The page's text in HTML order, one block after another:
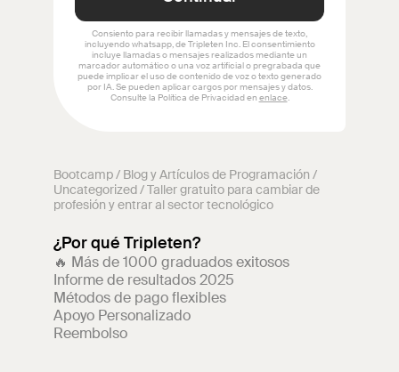
Bootcamp/ Blog y Artículos de Programación /
Uncategorized/Taller gratuito para cambiar de
profesión y entrar al sector tecnológico
¿Por qué Tripleten?
🔥 Más de 1000 graduados exitosos
Informe de resultados 2025
Métodos de pago flexibles
Apoyo Personalizado
Reembolso